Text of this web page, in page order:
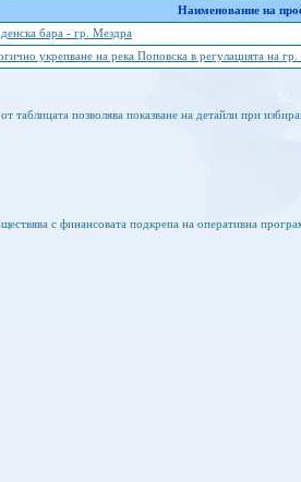
Наименование на
бара - гр. Мездра
укрепване на река Поповска в регулацията на
таблицата позволява показване на детайли при
с финансовата подкрепа на оперативна